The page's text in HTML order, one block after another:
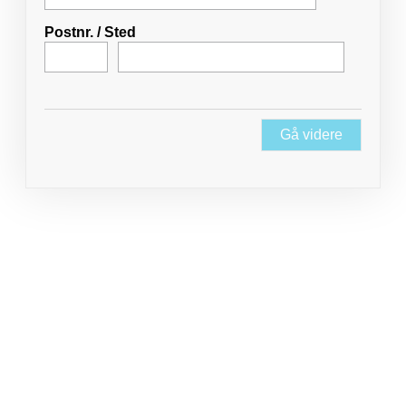
Postnr. /Sted